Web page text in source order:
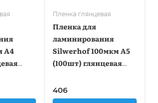
A4
Пленка глянцевая
Пленка для
ламинирования
Silwerhof 100мкм A5
(100шт) глянцевая
406